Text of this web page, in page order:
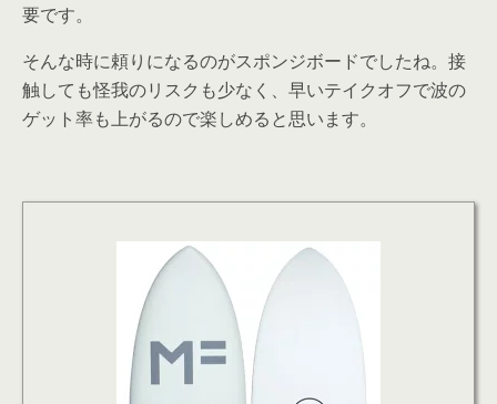
要です。
そんな時に頼りになるのがスポンジボードでしたね。接
触しても怪我のリスクも少なく、早いテイクオフで波の
ゲット率も上がるので楽しめると思います。